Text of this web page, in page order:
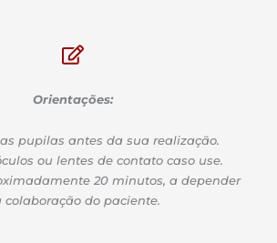
Orientações:
pupilas antes da sua realização.
ou lentes de contato caso use.
20 minutos, a depender
colaboração do paciente.